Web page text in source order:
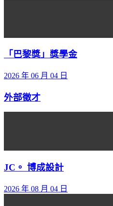
「巴黎獎」獎學金
2026 年 06 月 04 日
外部徵才
JC。 博成設計
2026 年 08 月 04 日